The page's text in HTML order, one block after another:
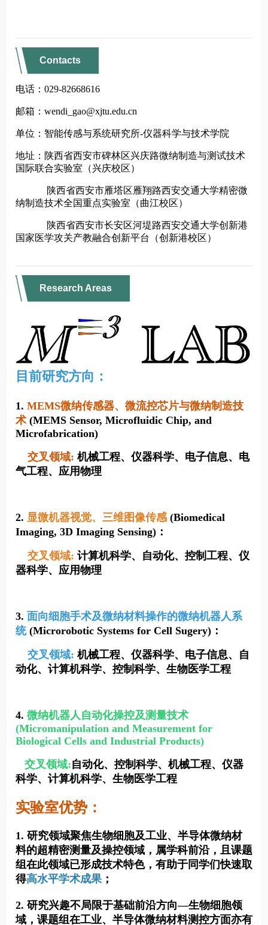
Contacts
Research Areas